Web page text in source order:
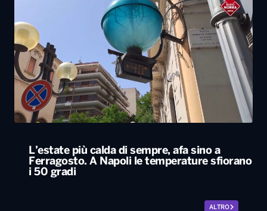
L’estate più calda di sempre, afa sino a
Ferragosto. A Napoli le temperature sfiorano
i 50 gradi
ALTRO